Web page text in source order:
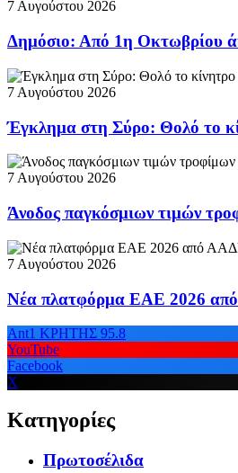
7 Αυγούστου 2026
Δημόσιο: Από 1η Οκτωβρίου
7 Αυγούστου 2026
Έγκλημα στη Σύρο: Θολό το
7 Αυγούστου 2026
Άνοδος παγκόσμιων τιμών
7 Αυγούστου 2026
Νέα πλατφόρμα ΕΑΕ 2026 από
Ant1 ΚΡΗΤΗΣ 95.8
YouTube
Facebook
X
Κατηγορίες
Πρωτοσέλιδα